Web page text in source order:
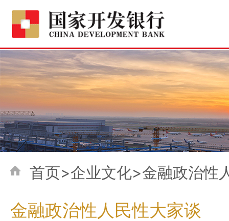
首页>企业文化>金融政治性
金融政治性人民性大家谈